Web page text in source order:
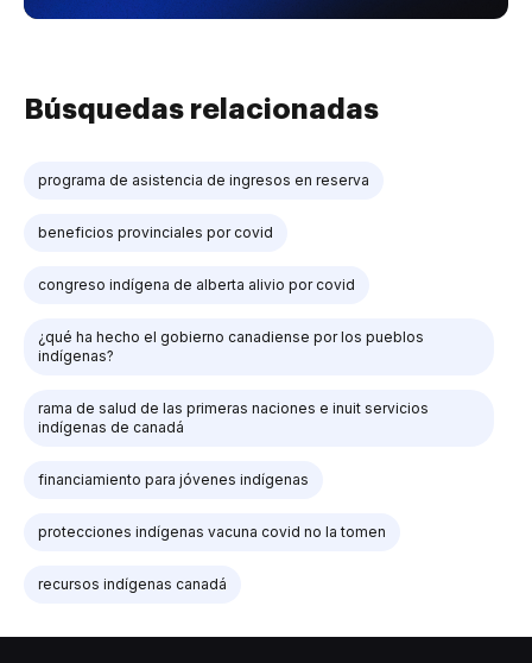
Búsquedas relacionadas
programa de asistencia de ingresos en reserva
beneficios provinciales por covid
congreso indígena de alberta alivio por covid
¿qué ha hecho el gobierno canadiense por los pueblos
indígenas?
rama de salud de las primeras naciones e inuit servicios
indígenas de canadá
financiamiento para jóvenes indígenas
protecciones indígenas vacuna covid no la tomen
recursos indígenas canadá